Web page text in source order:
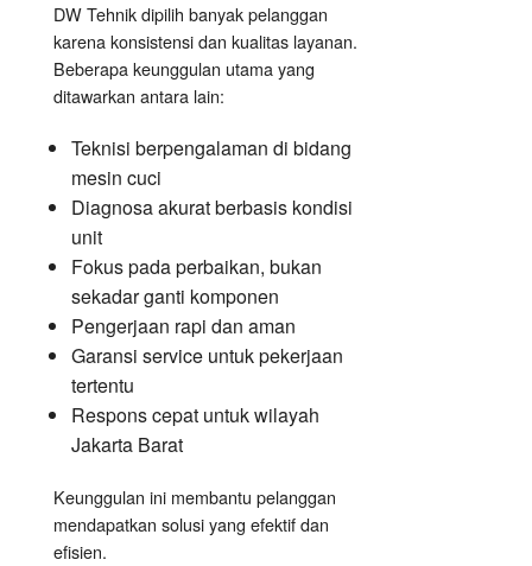
DW Tehnik dipilih banyak pelanggan
karena konsistensi dan kualitas layanan.
Beberapa keunggulan utama yang
ditawarkan antara lain:
Teknisi berpengalaman di bidang
mesin cuci
Diagnosa akurat berbasis kondisi
unit
Fokus pada perbaikan, bukan
sekadar ganti komponen
Pengerjaan rapi dan aman
Garansi service untuk pekerjaan
tertentu
Respons cepat untuk wilayah
Jakarta Barat
Keunggulan ini membantu pelanggan
mendapatkan solusi yang efektif dan
efisien.